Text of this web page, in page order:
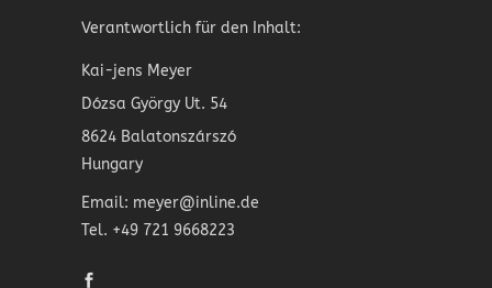
Verantwortlich für den Inhalt:
Kai-jens Meyer
Dózsa György Ut. 54
8624 Balatonszárszó
Hungary
Email: meyer@inline.de
Tel. +49 721 9668223